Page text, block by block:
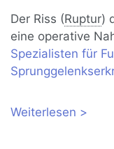
Der Riss (Ruptur)
eine operative
Spezialisten für
Weiterlesen über